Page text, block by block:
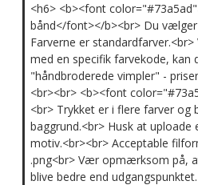
<h6> <b><font
bånd</font></b><br> Du
Farverne er standardfarver.<br>
med en specifik farvekode, kan
"håndbroderede vimpler" -
<br><br> <b><font
<br> Trykket er i flere farver og
baggrund.<br> Husk at uploade
motiv.<br><br> Acceptable
.png<br> Vær opmærksom på,
blive bedre end